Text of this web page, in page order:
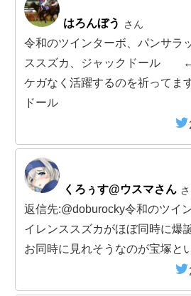
はろんぼう さん
令和のツインターボ、パンサラ
ススズカ、ジャックドール
ケガなく活躍するのを祈ってま
ドール
くろぅす@ウスマさん
返信先:@doburocky令和のツイ
イレンススズカがほぼ同時に爆
お同時に見れそうなのが宝塚と